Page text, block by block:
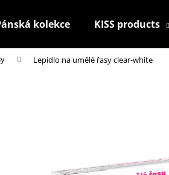
kolekce KISS products
Lepidlo na umělé řasy clear-white
Co potřebujete najít?
Doporučujeme